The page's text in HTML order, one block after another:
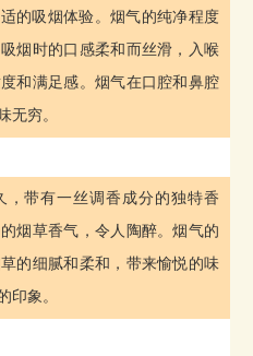
的吸烟体验。烟气的纯净程度
烟时的口感柔和而丝滑，入喉
和满足感。烟气在口腔和鼻腔
无穷。
，带有一丝调香成分的独特香
烟草香气，令人陶醉。烟气的
的细腻和柔和，带来愉悦的味
印象。